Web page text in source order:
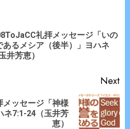
礼拝メッセージ「いの
あるメシア（後半）」ヨハネ
井芳恵）
Next
ッセージ「神様
ネ7:1-24（玉井芳
恵）